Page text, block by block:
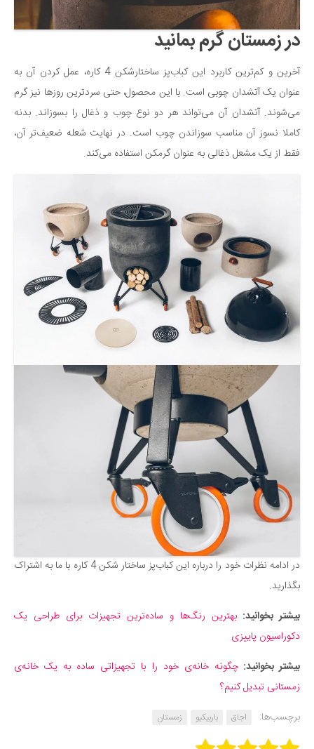
در زمستان گرم بمانید
آخرین و کم‌ترین کاربرد این کباب‌پز ساختارشکن 4 کاره، عمل کردن آن به
عنوان یک آتشدان چوبی است. با این محصول، حتی سردترین روزها نیز گرم
می‌شوند. آتشدان آن می‌تواند هر دو نوع چوب و ذغال را بسوزاند. بدنه
کاملا نسوز آن مناسب سوزاندن چوب است. در نهایت شعله ضعیف‌تر آن،
فقط از یک مشعل ذغالی به عنوان گرمکن استفاده می‌کند.
در ادامه نظرات خود را درباره این کباب‌پز ساختار شکن 4 کاره با ما به اشتراک
بگذارید.
بیشتر بخوانید: بهترین رنگ‌ها و ساده‌ترین تجهیزات برای طراحی یک
دکوراسیون پاییزی
بیشتر بخوانید:چگونه خانه‌ی خود را با تجهیزاتی ساده به یک خانه‌ی
زمستانی تبدیل کنیم؟
برچسب‌ها:
اجاق باربیکیو زمستان